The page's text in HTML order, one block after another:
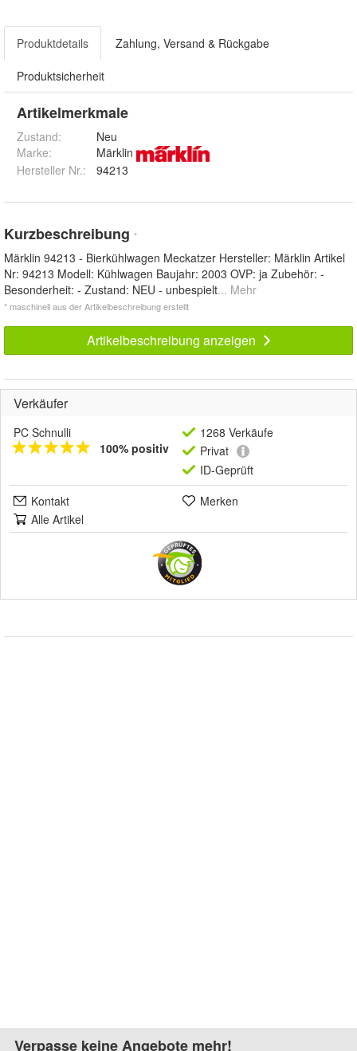
Produktdetails Zahlung, Versand & Rückgabe
Produktsicherheit
Artikelmerkmale
Zustand:
Neu
Marke:
Märklin
Hersteller Nr.:
94213
Kurzbeschreibung *
Märklin 94213 - Bierkühlwagen Meckatzer Hersteller: Märklin Artikel
Nr: 94213 Modell: Kühlwagen Baujahr: 2003 OVP: ja Zubehör: -
Besonderheit: - Zustand: NEU - unbespielt... Mehr
* maschinell aus der Artikelbeschreibung erstellt
Artikelbeschreibung anzeigen
Verkäufer
PC Schnulli
100% positiv
1268 Verkäufe
Privat
ID-Geprüft
Kontakt
Merken
Alle Artikel
Verpasse keine Angebote mehr!